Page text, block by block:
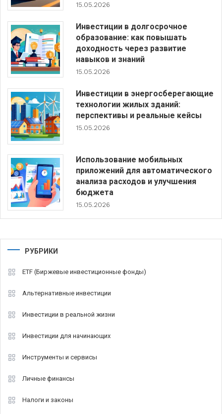
15.05.2026
Инвестиции в долгосрочное
образование: как повышать
доходность через развитие
навыков и знаний
15.05.2026
Инвестиции в энергосберегающие
технологии жилых зданий:
перспективы и реальные кейсы
15.05.2026
Использование мобильных
приложений для автоматического
анализа расходов и улучшения
бюджета
15.05.2026
РУБРИКИ
ETF (Биржевые инвестиционные фонды)
Альтернативные инвестиции
Инвестиции в реальной жизни
Инвестиции для начинающих
Инструменты и сервисы
Личные финансы
Налоги и законы